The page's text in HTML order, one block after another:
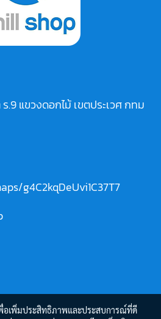
.9 แขวงดอกไม้ เขตประเวศ กทม
g4C2kqDeUvi1C37T7
พื่อเพิ่มประสิทธิภาพและประสบการณ์ที่ดี